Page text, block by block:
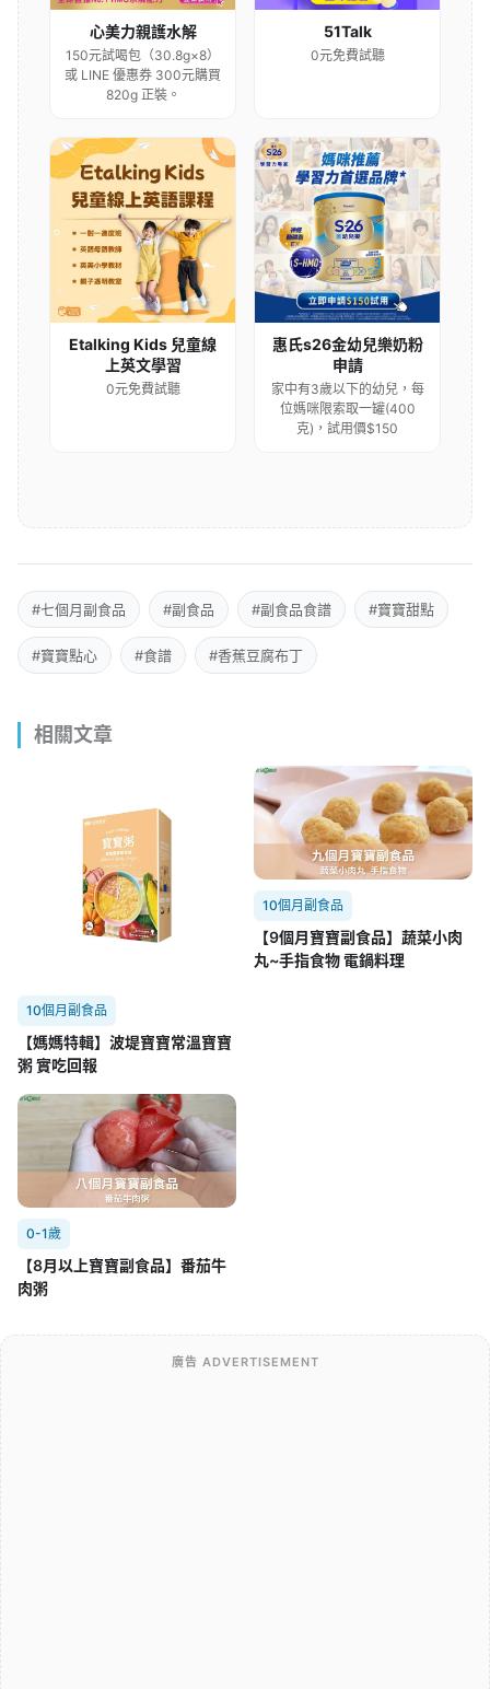
心美力親護水解
150元試喝包（30.8g×8）
或 LINE 優惠券 300元購買
820g 正裝。
51Talk
0元免費試聽
Etalking Kids 兒童線
上英文學習
0元免費試聽
惠氏s26金幼兒樂奶粉
申請
家中有3歲以下的幼兒，每
位媽咪限索取一罐(400
克)，試用價$150
#七個月副食品 #副食品 #副食品食譜 #寶寶甜點
#寶寶點心 #食譜 #香蕉豆腐布丁
相關文章
10個月副食品
【媽媽特輯】波堤寶寶常溫寶寶
粥 實吃回報
10個月副食品
【9個月寶寶副食品】蔬菜小肉
丸~手指食物 電鍋料理
0-1歲
【8月以上寶寶副食品】番茄牛
肉粥
廣告 ADVERTISEMENT